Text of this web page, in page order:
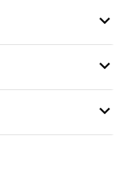


